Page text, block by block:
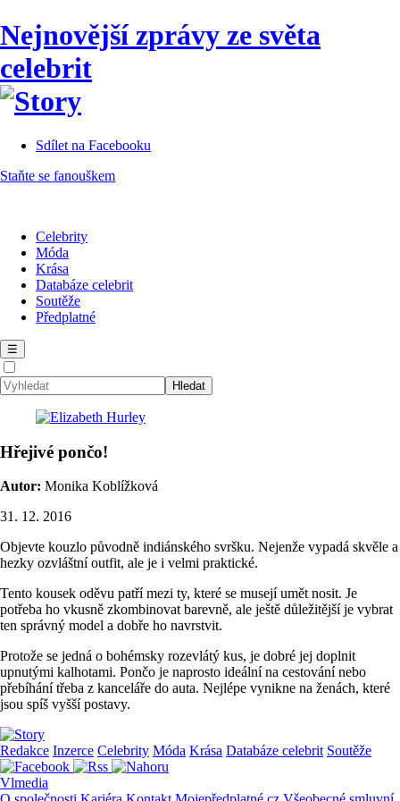
Nejnovější zprávy ze světa
celebrit
Sdílet na Facebooku
Staňte se fanouškem
Celebrity
Móda
Krása
Databáze celebrit
Soutěže
Předplatné
☰
Hřejivé pončo!
Autor: Monika Koblížková
31. 12. 2016
Objevte kouzlo původně indiánského svršku. Nejenže vypadá skvěle a
hezky ozvláštní outfit, ale je i velmi praktické.
Tento kousek oděvu patří mezi ty, které se musejí umět nosit. Je
potřeba ho vkusně zkombinovat barevně, ale ještě důležitější je vybrat
ten správný model a dobře ho navrstvit.
Protože se jedná o bohémsky rozevlátý kus, je dobré jej doplnit
upnutými kalhotami. Pončo je naprosto ideální na cestování nebo
přebíhání třeba z kanceláře do auta. Nejlépe vynikne na ženách, které
jsou spíš vyšší postavy.
Redakce Inzerce Celebrity Móda Krása Databáze celebrit Soutěže
Vlmedia